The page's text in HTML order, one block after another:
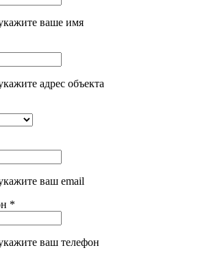
ваше имя
адрес объекта
ваш email
*
ваш телефон